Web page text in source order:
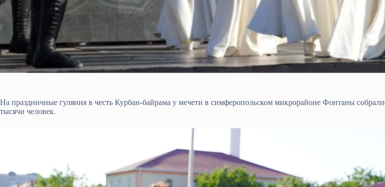
На праздничные гуляния в честь Курбан-байрама у мечети в симферопольском микрорайоне Фонтаны
тысячи человек.